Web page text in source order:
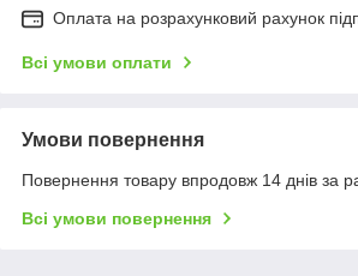
Оплата на розрахунковий рахунок
Всі умови оплати
Умови повернення
Повернення товару впродовж 14 днів за
Всі умови повернення